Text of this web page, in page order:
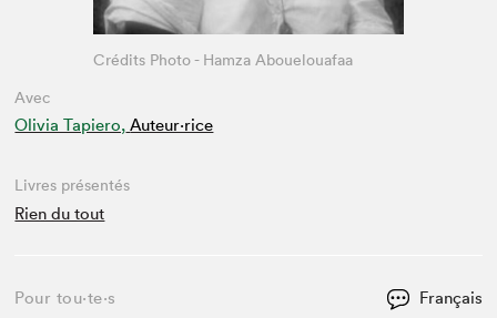
Avec
Olivia Tapiero, Auteur·rice
Crédits Photo - Hamza Abouelouafaa
Livres présentés
Rien du tout
Pour tou⋅te⋅s Français